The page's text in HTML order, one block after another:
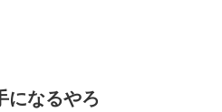
になるやろ